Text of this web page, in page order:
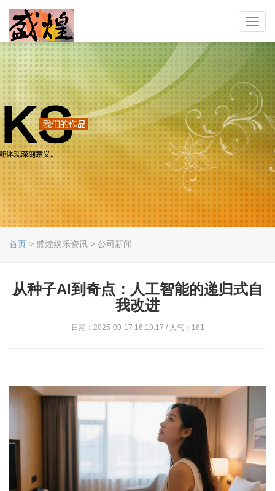
首页 > 盛煌娱乐资讯 > 公司新闻
从种子AI到奇点：人工智能的递归式自
我改进
日期：2025-09-17 16:19:17 / 人气：161